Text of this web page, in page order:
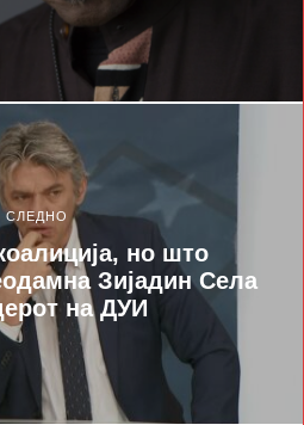
СЛЕДНО
но што
Зијадин Села
на ДУИ